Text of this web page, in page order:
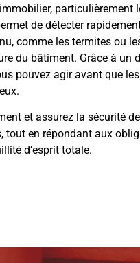
particulièrement
de détecter
comme les termites ou
du bâtiment. Grâce à un
pouvez agir avant que
et assurez la sécurité
tout en répondant aux
d’esprit totale.